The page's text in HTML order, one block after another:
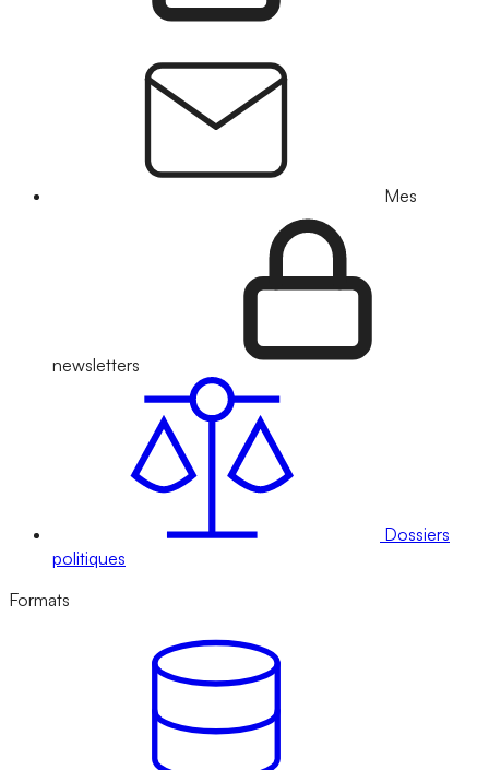
Mes
newsletters
Dossiers
politiques
Formats